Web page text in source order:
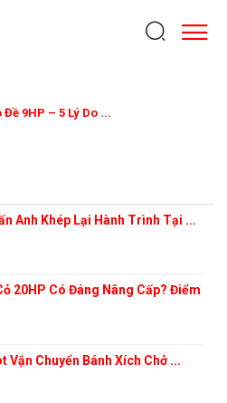
9HP – 5 Lý Do ...
Anh Khép Lại Hành Trình Tại ...
20HP Có Đáng Nâng Cấp? Điểm
Vận Chuyển Bánh Xích Chở ...